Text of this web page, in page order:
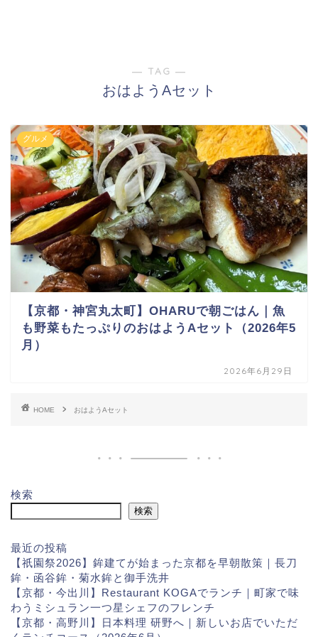
― TAG ―
おはようAセット
グルメ
【京都・神宮丸太町】OHARUで朝ごはん｜魚
も野菜もたっぷりのおはようAセット（2026年5
月）
2026年6月29日
HOME おはようAセット
検索
検索
最近の投稿
【祇園祭2026】鉾建てが始まった京都を早朝散策｜長刀
鉾・函谷鉾・菊水鉾と御手洗井
【京都・今出川】Restaurant KOGAでランチ｜町家で味
わうミシュラン一つ星シェフのフレンチ
【京都・高野川】日本料理 研野へ｜新しいお店でいただ